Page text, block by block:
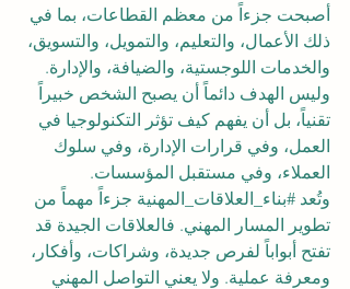
أصبحت جزءاً من معظم القطاعات، بما في
ذلك الأعمال، والتعليم، والتمويل، والتسويق،
والخدمات اللوجستية، والضيافة، والإدارة.
وليس الهدف دائماً أن يصبح الشخص خبيراً
تقنياً، بل أن يفهم كيف تؤثر التكنولوجيا في
العمل، وفي قرارات الإدارة، وفي سلوك
العملاء، وفي مستقبل المؤسسات.
وتُعد #بناء_العلاقات_المهنية جزءاً مهماً من
تطوير المسار المهني. فالعلاقات الجيدة قد
تفتح أبواباً لفرص جديدة، وشراكات، وأفكار،
ومعرفة عملية. ولا يعني التواصل المهني